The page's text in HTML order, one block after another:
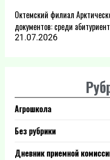
Октемский филиал
документов: среди
21.07.2026
Агрошкола
Без рубрики
Дневник приемной